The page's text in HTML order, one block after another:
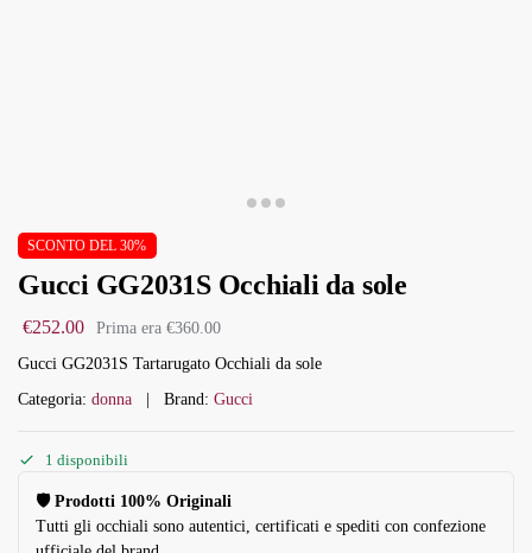
SCONTO DEL 30%
Gucci GG2031S Occhiali da sole
€360.00
€252.00
Gucci GG2031S Tartarugato Occhiali da sole
Categoria: donna Brand: Gucci
1 disponibili
🛡️ Prodotti 100% Originali
Tutti gli occhiali sono autentici, certificati e spediti con confezione